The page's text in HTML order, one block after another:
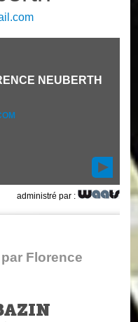
NEUBERTH
administré par :
Florence